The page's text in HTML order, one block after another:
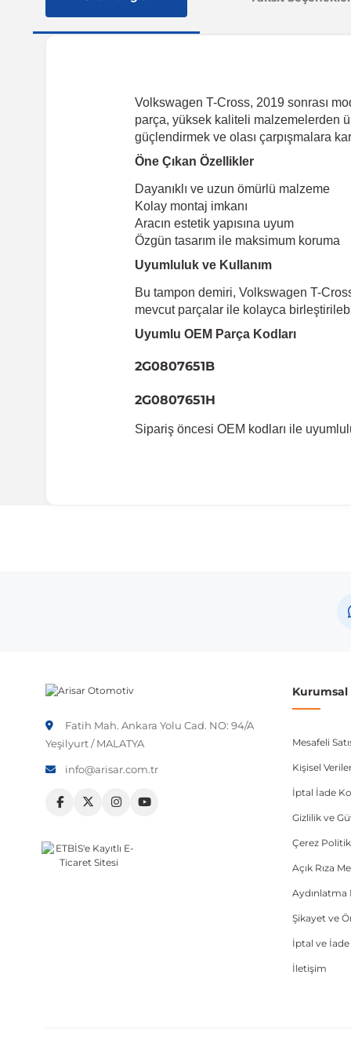
Volkswagen T-Cross, 2019 sonrası
parça, yüksek kaliteli malzemelerden
güçlendirmek ve olası çarpışmalara
Öne Çıkan Özellikler
Dayanıklı ve uzun ömürlü malzeme
Kolay montaj imkanı
Aracın estetik yapısına uyum
Özgün tasarım ile maksimum koruma
Uyumluluk ve Kullanım
Bu tampon demiri, Volkswagen T-
mevcut parçalar ile kolayca
Uyumlu OEM Parça Kodları
2G0807651B
2G0807651H
Sipariş öncesi OEM kodları ile
Fatih Mah. Ankara Yolu Cad. NO: 94/A
Yeşilyurt / MALATYA
info@arisar.com.tr
Mesafeli
Kişisel
İptal İade
Gizlilik ve
Çerez
Açık Rıza
Aydınlatma
Şikayet ve
İptal ve
İletişim